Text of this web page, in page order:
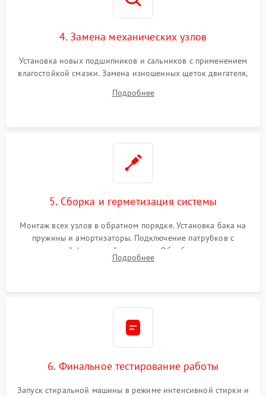
4. Замена механических узлов
Установка новых подшипников и сальников с применением
влагостойкой смазки. Замена изношенных щеток двигателя,
или поврежденной резиновой манжеты.
Подробнее
5. Сборка и герметизация системы
Монтаж всех узлов в обратном порядке. Установка бака на
пружины и амортизаторы. Подключение патрубков с
надежной фиксацией хомутами. Обработка стыков
герметиком для предотвращения возможных протечек воды.
Подробнее
6. Финальное тестирование работы
Запуск стиральной машины в режиме интенсивной стирки и